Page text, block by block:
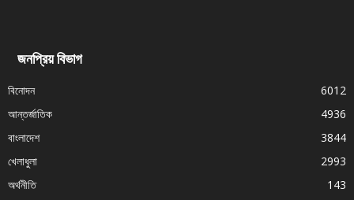
জনপ্রিয় বিভাগ
বিনোদন
6012
আন্তর্জাতিক
4936
বাংলাদেশ
3844
খেলাধুলা
2993
অর্থনীতি
143